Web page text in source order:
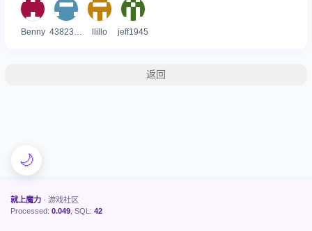
Benny llillo jeff1945
返回
就上魔力 · 游戏社区
Processed: 0.049 , SQL: 42
🌙